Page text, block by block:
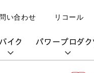
バイク パワープロダク
い合わせ リコール